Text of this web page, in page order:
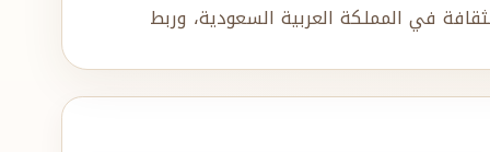
في المملكة العربية السعودية، وربط